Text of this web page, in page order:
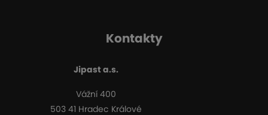
Kontakty
Jipast a.s.
Vážní 400
503 41 Hradec Králové